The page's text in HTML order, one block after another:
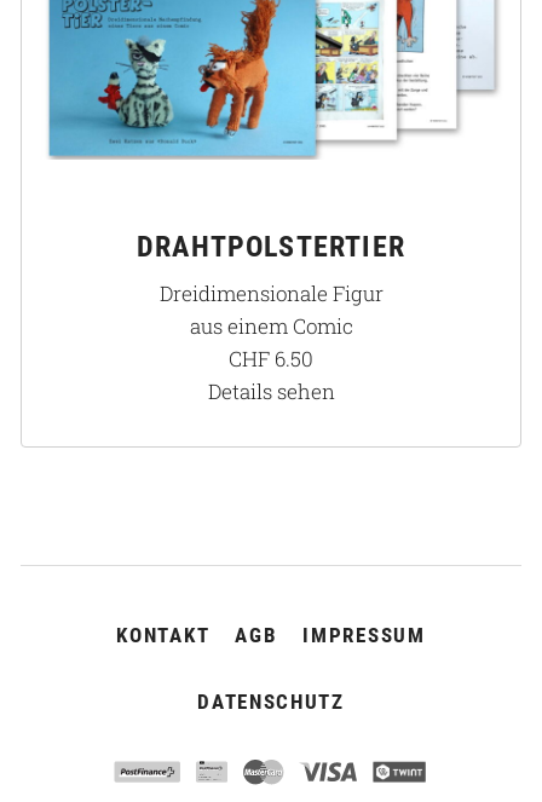
DRAHTPOLSTERTIER
Dreidimensionale Figur
aus einem Comic
CHF 6.50
Details sehen
ÜBERSPRINGEN
KONTAKT AGB IMPRESSUM
DATENSCHUTZ